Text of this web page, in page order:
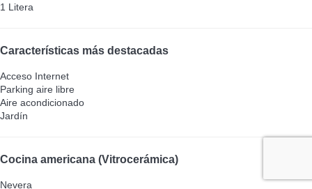
1 Litera
Características más destacadas
Acceso Internet
Parking aire libre
Aire acondicionado
Jardín
Cocina americana (Vitrocerámica)
Nevera